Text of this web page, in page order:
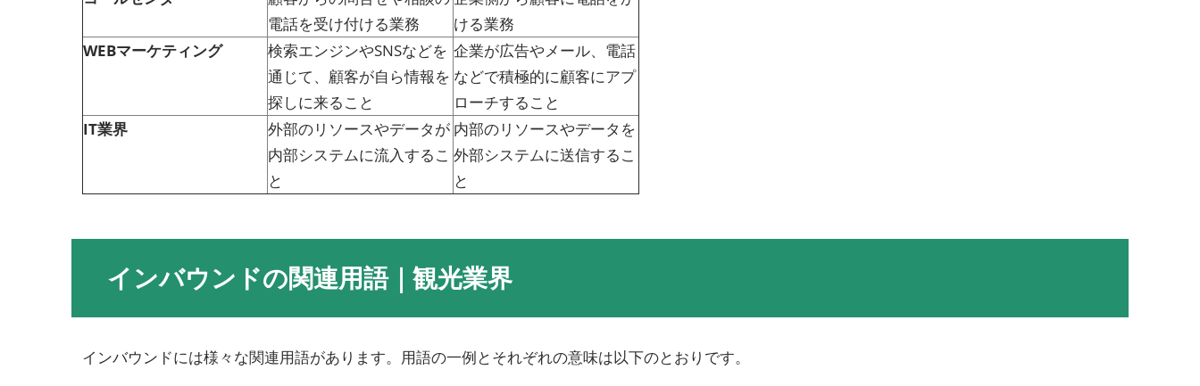
電話を受け付ける業務
ける業務
WEBマーケティング
検索エンジンやSNSなどを
通じて、顧客が自ら情報を
探しに来ること
企業が広告やメール、電話
などで積極的に顧客にアプ
ローチすること
IT業界
外部のリソースやデータが
内部システムに流入するこ
と
内部のリソースやデータを
外部システムに送信するこ
と
インバウンドの関連用語｜観光業界
インバウンドには様々な関連用語があります。用語の一例とそれぞれの意味は以下のとおりです。